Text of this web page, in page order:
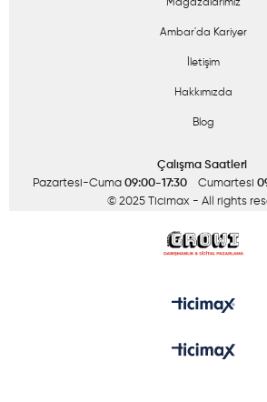
Mağazalarımız
Ambar'da Kariyer
İletişim
Hakkımızda
Blog
Çalışma Saatleri
Pazartesi-Cuma 09:00-17:30 Cumartesi
© 2025 Ticimax - All rights